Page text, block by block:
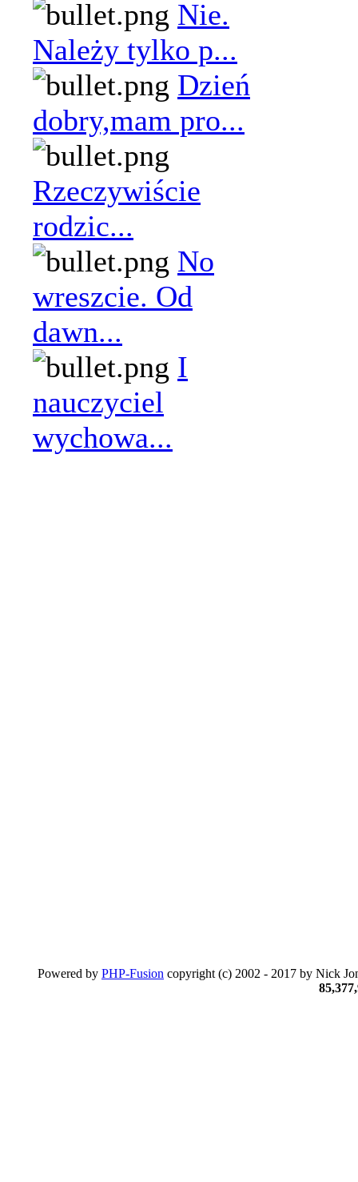
Nie.
Należy tylko p...
Dzień
dobry,mam pro...
Rzeczywiście
rodzic...
No
wreszcie. Od
dawn...
I
nauczyciel
wychowa...
Powered by PHP-Fusion copyright (c) 2002 - 2017 by Nick